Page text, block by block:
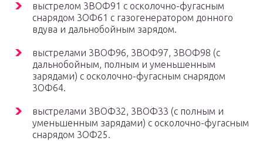
выстрелом 3ВОФ91 с осколочно-фугасным
снарядом 3ОФ61 с газогенератором донного
вдува и дальнобойным зарядом.
выстрелами 3ВОФ96, 3ВОФ97, 3ВОФ98 (с
дальнобойным, полным и уменьшенным
зарядами) с осколочно-фугасным снарядом
3ОФ64.
выстрелами 3ВОФ32, 3ВОФ33 (с полным и
уменьшенным зарядами) с осколочно-фугасным
снарядом 3ОФ25.